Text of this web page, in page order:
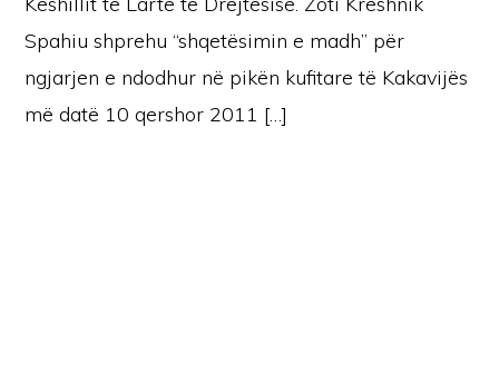
Spahiu shprehu “shqetësimin e madh” për
ngjarjen e ndodhur në pikën kufitare të Kakavijës
më datë 10 qershor 2011 […]